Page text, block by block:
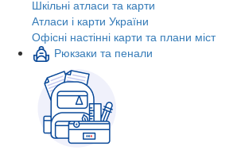
Шкільні атласи та карти
Атласи і карти України
Офісні настінні карти та плани міст
Рюкзаки та пенали